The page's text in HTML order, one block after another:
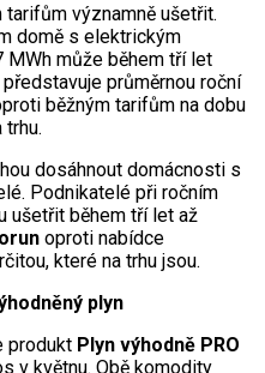
významně ušetřit.
domě s elektrickým
MWh může během tří let
představuje průměrnou roční
běžným tarifům na dobu
trhu.
dosáhnout domácnosti s
Podnikatelé při ročním
ušetřit během tří let až
oproti nabídce
které na trhu jsou.
plyn
produkt Plyn výhodně PRO
v květnu. Obě komodity